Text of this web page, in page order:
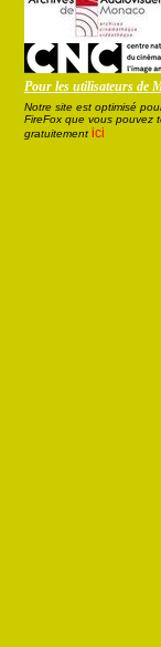
Pour les utilisateurs de
Notre site est optimisé
FireFox que vous pouvez
gratuitement ici